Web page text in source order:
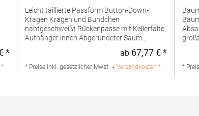
Regulärer Preis:
*
*
Leicht taillierte Passform Button-Down-
Kragen Kragen und Bündchen
nahtgeschweißt Rückenpasse mit Kellerfalte
Aufhänger innen Abgerundeter Saum
waschbarGrammatur: 166
Regulärer
ab 67,77 € *
* Preise inkl. gesetzlicher Mwst. + Versandkosten *
Baumwolle)
*